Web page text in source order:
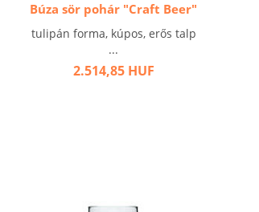
Búza sör pohár "Craft Beer"
tulipán forma, kúpos, erős talp
...
2.514,85 HUF